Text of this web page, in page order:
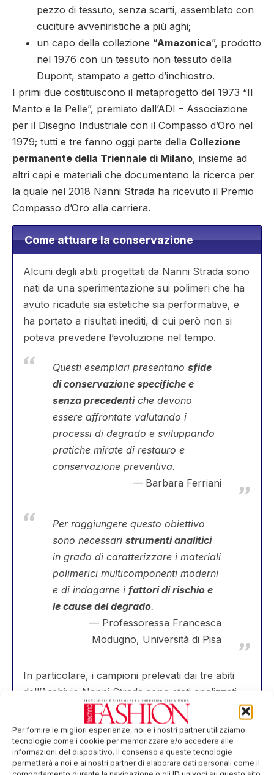
Per fornire le migliori esperienze, noi e i nostri partner utilizziamo
tecnologie come i cookie per memorizzare e/o accedere alle
informazioni del dispositivo. Il consenso a queste tecnologie
permetterà a noi e ai nostri partner di elaborare dati personali come il
pezzo di tessuto, senza scarti, assemblato con
cuciture avveniristiche a più aghi;
un capo della collezione “Amazonica”, prodotto
nel 1976 con un tessuto non tessuto della
Dupont, stampato a getto d’inchiostro.
I primi due costituiscono il metaprogetto del 1973 “Il
Manto e la Pelle”, premiato dall’ADI – Associazione
per il Disegno Industriale con il Compasso d’Oro nel
1979; tutti e tre fanno oggi parte della Collezione
permanente della Triennale di Milano, insieme ad
altri capi e materiali che documentano la ricerca per
la quale nel 2018 Nanni Strada ha ricevuto il Premio
Compasso d’Oro alla carriera.
Come attuare la conservazione
Alcuni degli abiti progettati da Nanni Strada sono
nati da una sperimentazione sui polimeri che ha
avuto ricadute sia estetiche sia performative, e
ha portato a risultati inediti, di cui però non si
poteva prevedere l’evoluzione nel tempo.
Questi esemplari presentano sfide
di conservazione specifiche e
senza precedentiche devono
essere affrontate valutando i
processi di degrado e sviluppando
pratiche mirate di restauro e
conservazione preventiva.
Barbara Ferriani
Per raggiungere questo obiettivo
sono necessari strumenti analitici
in grado di caratterizzare i materiali
polimerici multicomponenti moderni
e di indagarne i fattori di rischio e
le cause del degrado.
Professoressa Francesca
Modugno, Università di Pisa
In particolare, i campioni prelevati dai tre abiti
dell’Archivio Nanni Strada sono stati analizzati
attraverso metodi dispettroscopia, pirolisi
analitica, cromatografia e spettrometria di
massa.
Nel caso de “ Il Manto” è emerso che